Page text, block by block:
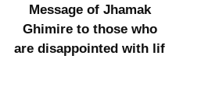
Message of Jhamak
Ghimire to those who
are disappointed with lif